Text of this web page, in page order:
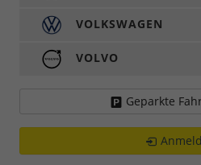
VOLKSWAGEN
VOLVO
Geparkte